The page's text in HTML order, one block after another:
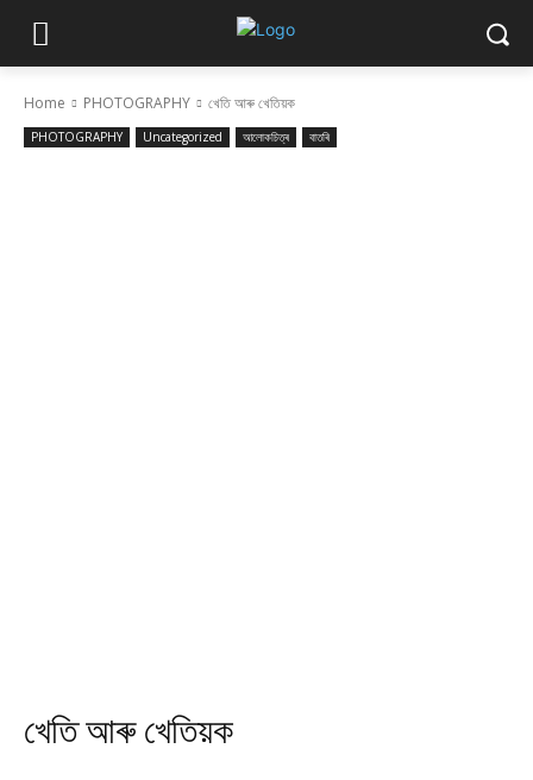
Home PHOTOGRAPHY খেতি আৰু খেতিয়ক
PHOTOGRAPHY Uncategorized আলোকচিত্ৰ বাতৰি
খেতি আৰু খেতিয়ক